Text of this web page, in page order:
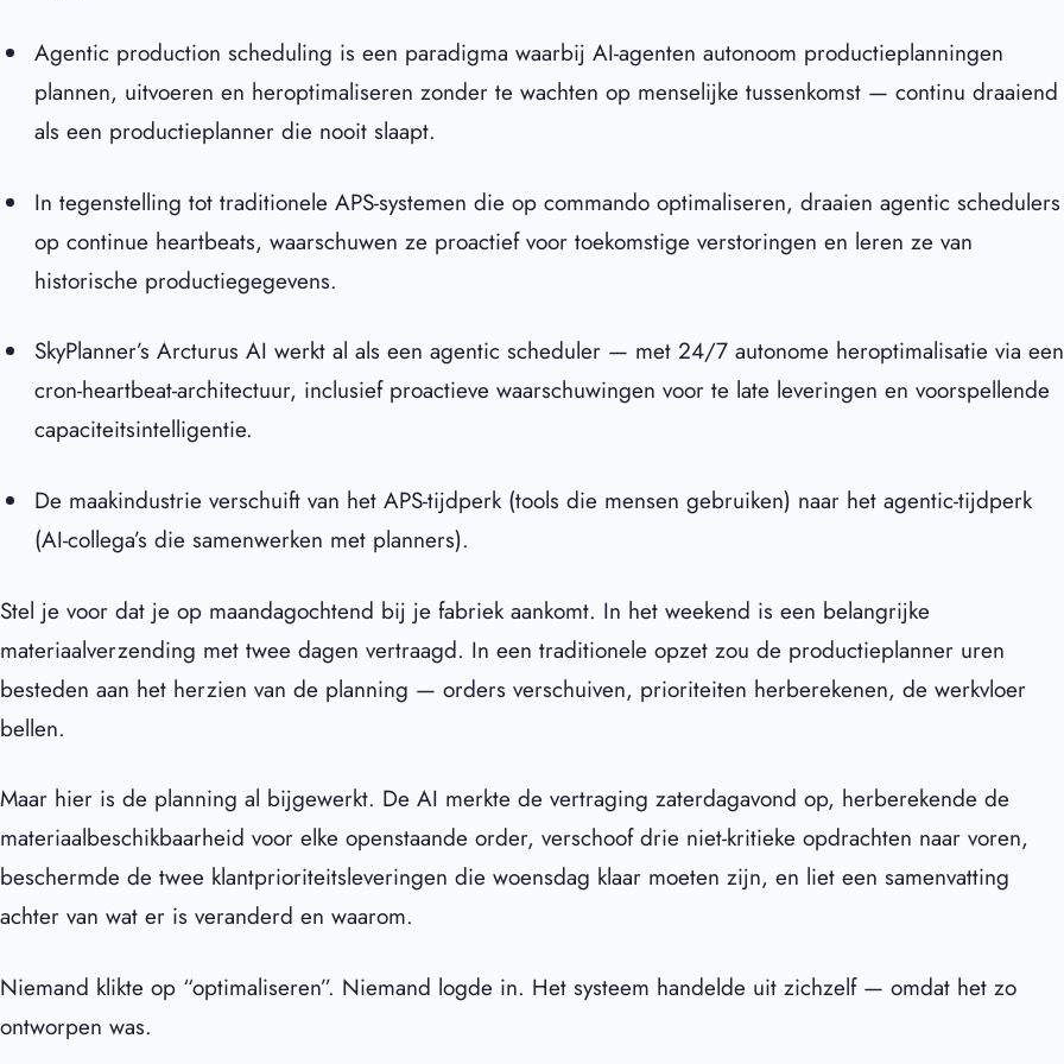
Agentic production scheduling is een paradigma waarbij AI-agenten autonoom productieplanningen
plannen, uitvoeren en heroptimaliseren zonder te wachten op menselijke tussenkomst — continu draaiend
als een productieplanner die nooit slaapt.
In tegenstelling tot traditionele APS-systemen die op commando optimaliseren, draaien agentic schedulers
op continue heartbeats, waarschuwen ze proactief voor toekomstige verstoringen en leren ze van
historische productiegegevens.
SkyPlanner’sArcturus AI werkt al als een agentic scheduler — met 24/7 autonome heroptimalisatie via een
cron-heartbeat-architectuur, inclusief proactieve waarschuwingen voor te late leveringen en voorspellende
capaciteitsintelligentie.
De maakindustrie verschuift van het APS-tijdperk (tools die mensen gebruiken) naar het agentic-tijdperk
(AI-collega’s die samenwerken met planners).
Stel je voor dat je op maandagochtend bij je fabriek aankomt. In het weekend is een belangrijke
materiaalverzending met twee dagen vertraagd. In een traditionele opzet zou de productieplanner uren
besteden aan het herzien van de planning — orders verschuiven, prioriteiten herberekenen, de werkvloer
bellen.
Maar hier is de planning al bijgewerkt. De AI merkte de vertraging zaterdagavond op, herberekende de
materiaalbeschikbaarheid voor elke openstaande order, verschoof drie niet-kritieke opdrachten naar voren,
beschermde de twee klantprioriteitsleveringen die woensdag klaar moeten zijn, en liet een samenvatting
achter van wat er is veranderd en waarom.
Niemand klikte op “optimaliseren”. Niemand logde in. Het systeem handelde uit zichzelf — omdat het zo
ontworpen was.